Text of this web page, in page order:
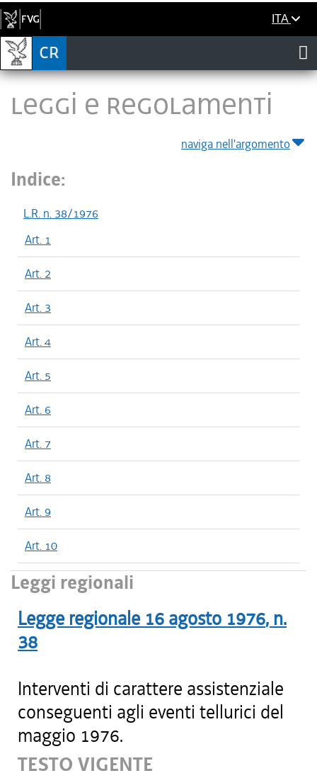
ITA
LEGGI E REGOLAMENTI
naviga nell'argomento
Indice:
L.R. n. 38/1976
Art. 1
Art. 2
Art. 3
Art. 4
Art. 5
Art. 6
Art. 7
Art. 8
Art. 9
Art. 10
Leggi regionali
Legge regionale 16 agosto 1976, n.
38
Interventi di carattere assistenziale
conseguenti agli eventi tellurici del
maggio 1976.
TESTO VIGENTE